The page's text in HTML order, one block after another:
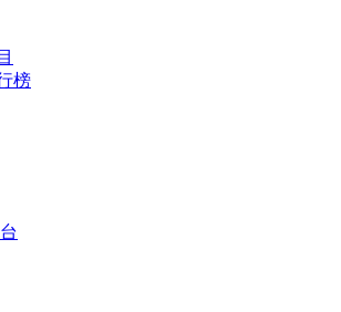
榜